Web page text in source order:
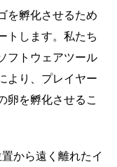
を孵化させるため
トします。私たち
フトウェアツール
より、プレイヤー
卵を孵化させるこ
から遠く離れたイ